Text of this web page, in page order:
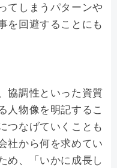
てしまうパターンや
を回避することにも
協調性といった資質
人物像を明記するこ
つなげていくことも
社から何を求めてい
め、「いかに成長し